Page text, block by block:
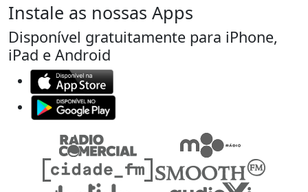
Instale as nossas Apps
Disponível gratuitamente para iPhone,
iPad e Android